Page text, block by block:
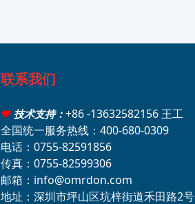
联系我们
♥技术支持： +86 -13632582156 王工
全国统一服务热线：400-680-0309
电话：0755-82591856
传真：0755-82599306
邮箱：info@omrdon.com
地址：深圳市坪山区坑梓街道禾田路2号